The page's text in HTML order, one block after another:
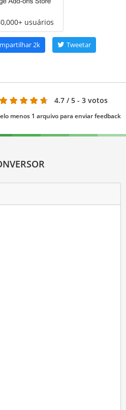
usuários
2k Tweetar
4.7 / 5 - 3 votos
menos 1 arquivo para enviar feedback